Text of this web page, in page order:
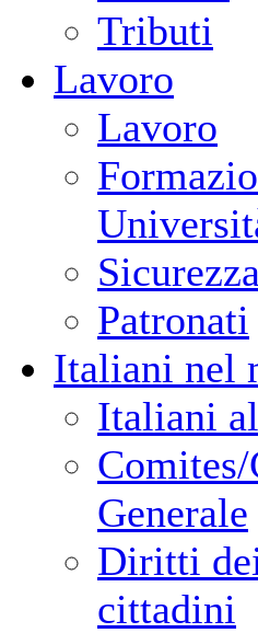
Tributi
Lavoro
Lavoro
Patronati
Italiani nel
Italiani
Generale
Diritti
cittadini